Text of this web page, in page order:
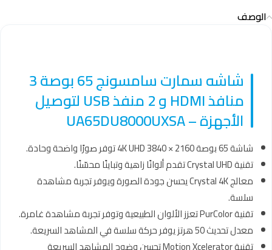
الوصف
شاشه سمارت سامسونج 65 بوصة 3
منافذ HDMI و 2 منفذ USB لتوصيل
الأجهزة – UA65DU8000UXSA
شاشة 65 بوصة 4K UHD 3840 × 2160 توفر صورًا واضحة وحادة.
تقنية Crystal UHD تقدم ألوانًا زاهية وتباينًا محسّنًا.
معالج Crystal 4K يحسن جودة الصورة ويوفر تجربة مشاهدة
سلسة.
تقنية PurColor تعزز الألوان الطبيعية وتوفر تجربة مشاهدة غامرة.
معدل تحديث 50 هرتز يوفر حركة سلسة في المشاهد السريعة.